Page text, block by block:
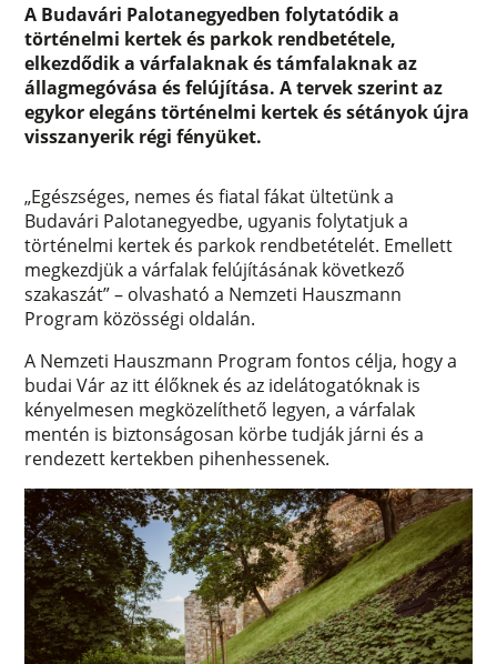
A Budavári Palotanegyedben folytatódik a
történelmi kertek és parkok rendbetétele,
elkezdődik a várfalaknak és támfalaknak az
állagmegóvása és felújítása. A tervek szerint az
egykor elegáns történelmi kertek és sétányok újra
visszanyerik régi fényüket.
„Egészséges, nemes és fiatal fákat ültetünk a
Budavári Palotanegyedbe, ugyanis folytatjuk a
történelmi kertek és parkok rendbetételét. Emellett
megkezdjük a várfalak felújításának következő
szakaszát” – olvasható a Nemzeti Hauszmann
Program közösségi oldalán.
A Nemzeti Hauszmann Program fontos célja, hogy a
budai Vár az itt élőknek és az idelátogatóknak is
kényelmesen megközelíthető legyen, a várfalak
mentén is biztonságosan körbe tudják járni és a
rendezett kertekben pihenhessenek.